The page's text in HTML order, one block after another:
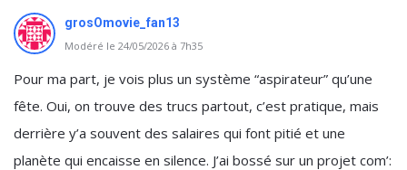
grosOmovie_fan13
Modéré le 24/05/2026 à 7h35
Pour ma part, je vois plus un système “aspirateur” qu’une
fête. Oui, on trouve des trucs partout, c’est pratique, mais
derrière y’a souvent des salaires qui font pitié et une
planète qui encaisse en silence. J’ai bossé sur un projet com’: